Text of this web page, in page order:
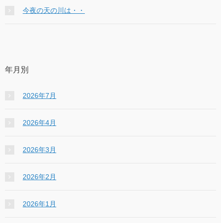
今夜の天の川は・・
年月別
2026年7月
2026年4月
2026年3月
2026年2月
2026年1月